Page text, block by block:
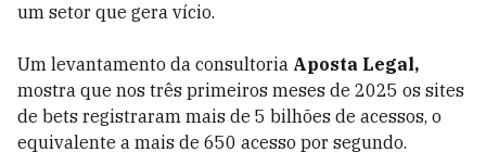
um setor que gera vício.
Um levantamento da consultoria Aposta Legal,
mostra que nos três primeiros meses de 2025 os sites
de bets registraram mais de 5 bilhões de acessos, o
equivalente a mais de 650 acesso por segundo.